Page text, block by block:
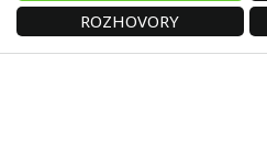
ROZHOVORY